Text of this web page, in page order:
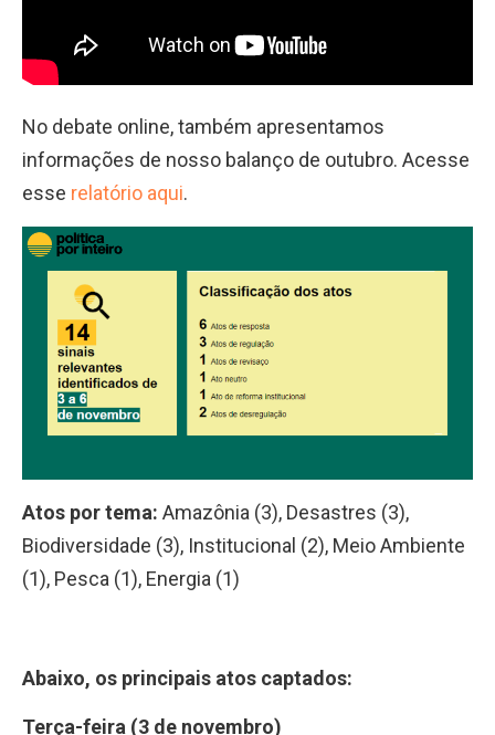
No debate online, também apresentamos
informações de nosso balanço de outubro. Acesse
esse relatório aqui.
Atos por tema: Amazônia (3), Desastres (3),
Biodiversidade (3), Institucional (2), Meio Ambiente
(1), Pesca (1), Energia (1)
Abaixo, os principais atos captados:
Terça-feira (3 de novembro)